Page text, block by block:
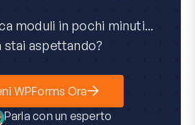
moduli in pochi minuti...
stai aspettando?
WPForms Ora
Parla con un esperto